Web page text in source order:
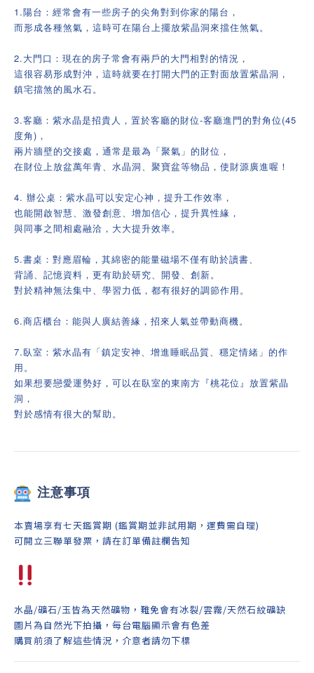
1.陽台：經常會有一些房子的尖角對到你家的陽台，
而形成各種煞氣，這時可在陽台上擺放紫晶洞來擋住煞氣。
2.大門口：現在的房子常會有兩戶的大門相對的情況，
這很容易形成對沖，這時就要在打開大門的正對面放置紫晶洞，
鎮宅擋煞的風水石。
3.客廳：紫水晶是招貴人，置於客廳的財位-客廳進門的對角位(45
度角)，
兩片牆壁的交接處，通常是最為「聚氣」的財位，
在財位上放盆萬年青、水晶洞、聚寶盆等物品，使財源廣進喔！
4. 辦公桌：紫水晶可以安定心神，提升工作效率，
也能開啟智慧、激發創意、增加信心，提升異性緣，
與同事之間相處融洽，大大提升效率。
5.書桌：對應眉輪，其綿密的能量磁場不僅有助於讀書、
背誦、記憶資料，更有助於研究、開發、創新。
對於精神無法集中、學習力低，都有很好的調節作用。
6.商店櫃台：能與人廣結善緣，招來人氣並帶動商機。
7.臥室：紫水晶有「鎮定安神、增進睡眠品質、穩定情緒」的作
用。
如果想要戀愛運勢好，可以在臥室的東南方『桃花位』放置紫晶
洞，
對於感情有很大的幫助。
注意事項
本賣場享有七天鑑賞期 (鑑賞期並非試用期，運費需自理)
可開立三聯單發票，請在訂單備註欄告知
水晶/礦石/玉皆為天然礦物，難免會有冰裂/雲霧/天然石紋礦缺
圖片為自然光下拍攝，每台電腦顯示會有色差
購買前須了解這些情況，介意者請勿下標